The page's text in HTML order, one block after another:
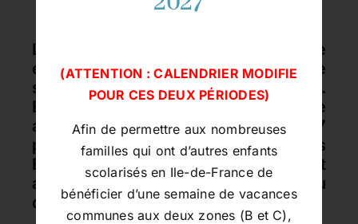
L’Ensemble Scolaire Saint-Dominique
est un établissement privé Catholique
sous contrat d’association avec l’Etat.
Ecole, collège et lycée, il scolarise
aujourd’hui 1600 élèves. Fondé en 1947
par une Congrégation de Sœurs
Enseignantes Dominicaines, il est
aujourd’hui placé sous la tutelle du
diocèse de Beauvais, Noyon, Senlis.
(ATTENTION : CALENDRIER MODIFIE
POUR CES DEUX PÉRIODES)
Afin de permettre aux nombreuses
familles qui ont d’autres enfants
scolarisés en Ile-de-Francede
bénéficier d’une semaine de vacances
communes aux deux zones (B et C),